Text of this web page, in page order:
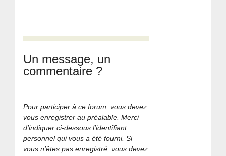
Un message, un
commentaire ?
Pour participer à ce forum, vous devez
vous enregistrer au préalable. Merci
d’indiquer ci-dessous l’identifiant
personnel qui vous a été fourni. Si
vous n’êtes pas enregistré, vous devez